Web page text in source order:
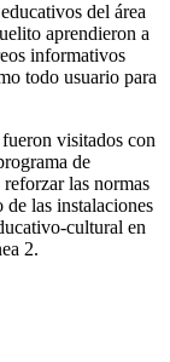
del área
aprendieron a
informativos
todo usuario para
visitados con
de
las normas
las instalaciones
cultural en
2.